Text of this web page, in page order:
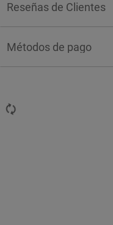
Reseñas de Clientes
Métodos de pago